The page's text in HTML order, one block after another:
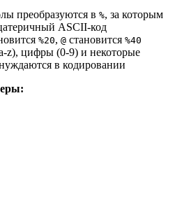
преобразуются в %, за которым
ASCII-код
%20, @ становится %40
z), цифры (0-9) и некоторые
в кодировании